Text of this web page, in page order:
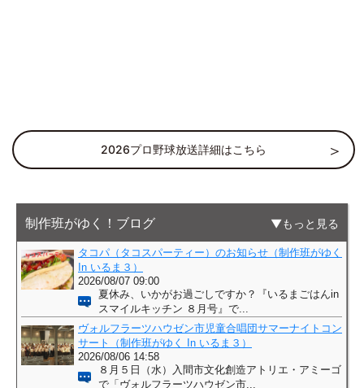
2026プロ野球放送詳細はこちら
制作班がゆく！ブログ もっと見る